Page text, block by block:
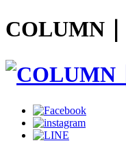
COLUMN